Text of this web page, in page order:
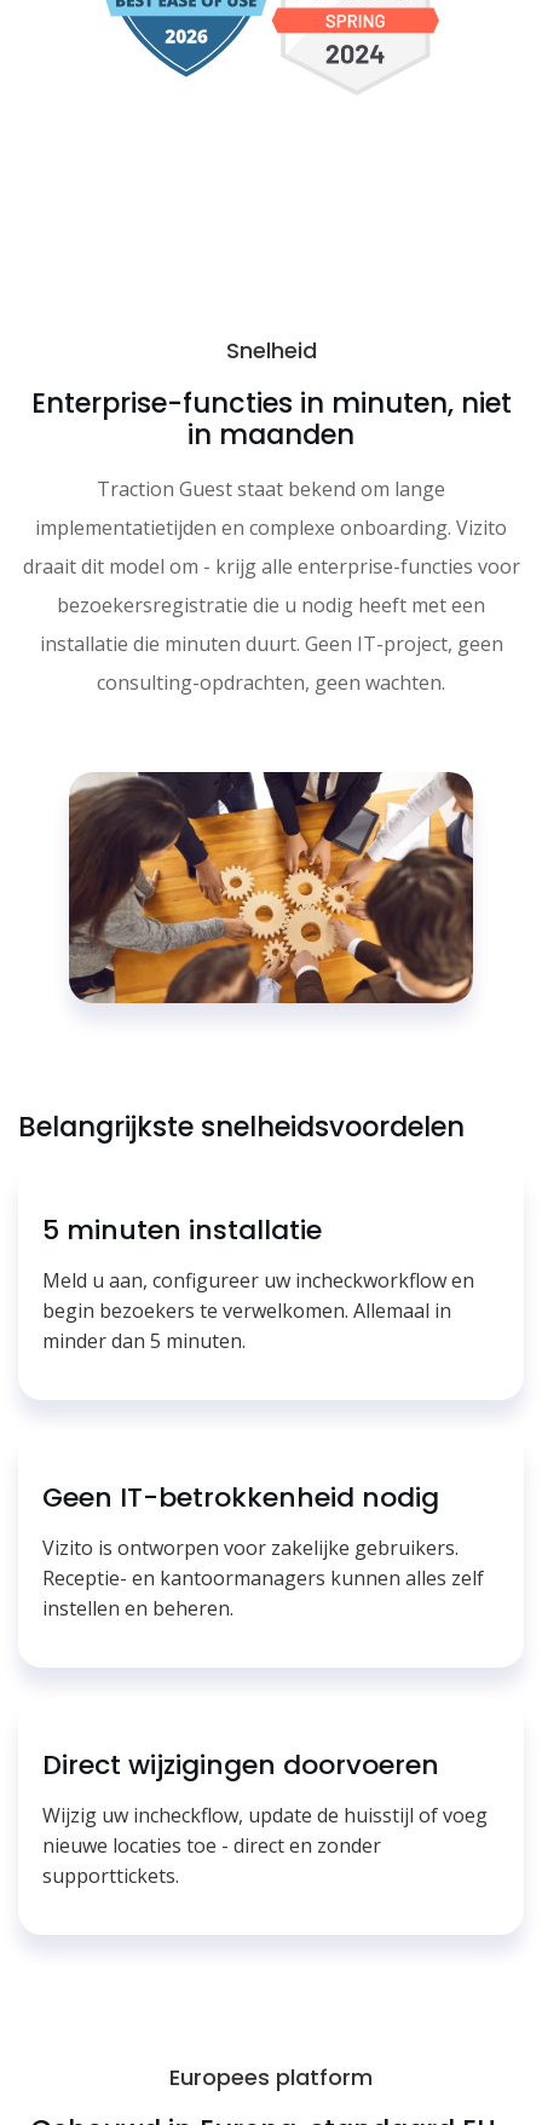
Snelheid
Enterprise-functies in minuten, niet
in maanden
Traction Guest staat bekend om lange
implementatietijden en complexe onboarding. Vizito
draait dit model om - krijg alle enterprise-functies voor
bezoekersregistratie die u nodig heeft met een
installatie die minuten duurt. Geen IT-project, geen
consulting-opdrachten, geen wachten.
Belangrijkste snelheidsvoordelen
5 minuten installatie
Meld u aan, configureer uw incheckworkflow en
begin bezoekers te verwelkomen. Allemaal in
minder dan 5 minuten.
Geen IT-betrokkenheid nodig
Vizito is ontworpen voor zakelijke gebruikers.
Receptie- en kantoormanagers kunnen alles zelf
instellen en beheren.
Direct wijzigingen doorvoeren
Wijzig uw incheckflow, update de huisstijl of voeg
nieuwe locaties toe - direct en zonder
supporttickets.
Europees platform